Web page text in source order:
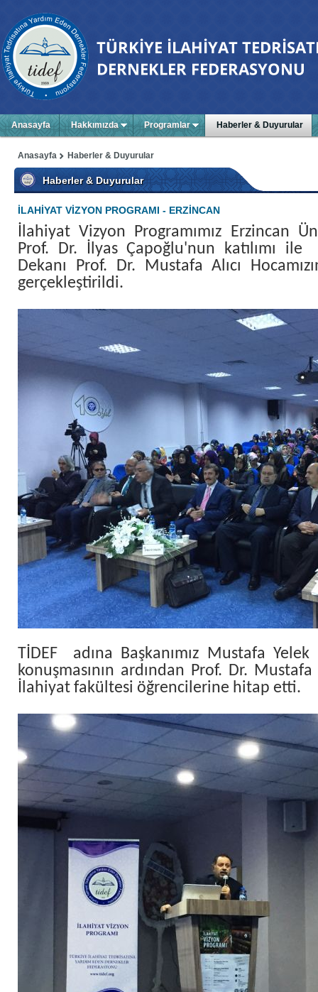
Anasayfa Hakkımızda Programlar Haberler & Duyurular
Haberler & Duyurular
Anasayfa
Haberler & Duyurular
İLAHİYAT VİZYON PROGRAMI - ERZİNCAN
İlahiyat Vizyon Programımız Erzincan
Prof. Dr. İlyas Çapoğlu'nun katılımı
Dekanı Prof. Dr. Mustafa Alıcı
gerçekleştirildi.
TİDEF adına Başkanımız Mustafa
konuşmasının ardından Prof. Dr. Mustafa
İlahiyat fakültesi öğrencilerine hitap etti.